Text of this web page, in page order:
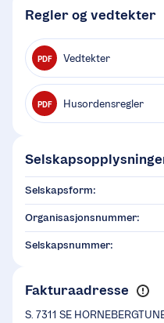
Regler og vedtekter
PDF Vedtekter
PDF Husordensregler
Selskapsform:
Organisasjonsnummer:
Selskapsnummer:
Fakturaadresse
S. 7311 SE